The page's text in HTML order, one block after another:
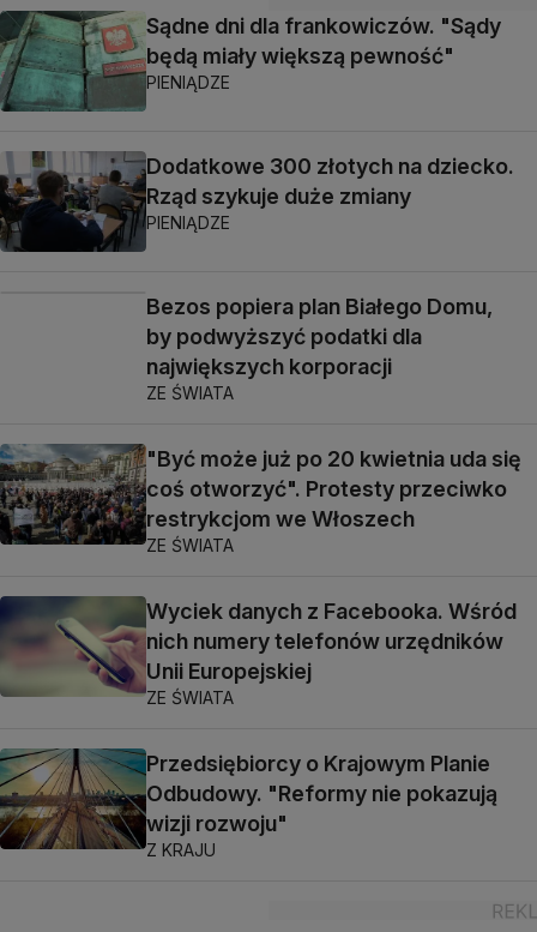
Sądne dni dla frankowiczów. "Sądy
będą miały większą pewność"
PIENIĄDZE
Dodatkowe 300 złotych na dziecko.
Rząd szykuje duże zmiany
PIENIĄDZE
Bezos popiera plan Białego Domu,
by podwyższyć podatki dla
największych korporacji
ZE ŚWIATA
"Być może już po 20 kwietnia uda się
coś otworzyć". Protesty przeciwko
restrykcjom we Włoszech
ZE ŚWIATA
Wyciek danych z Facebooka. Wśród
nich numery telefonów urzędników
Unii Europejskiej
ZE ŚWIATA
Przedsiębiorcy o Krajowym Planie
Odbudowy. "Reformy nie pokazują
wizji rozwoju"
Z KRAJU